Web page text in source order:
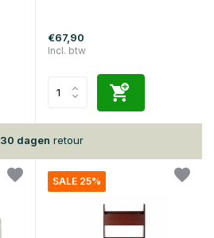
€67,90
Incl. btw
30 dagen retour
SALE 25%